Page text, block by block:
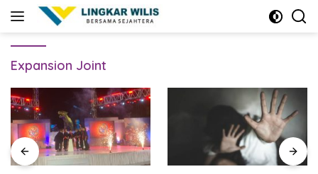
Expansion Joint